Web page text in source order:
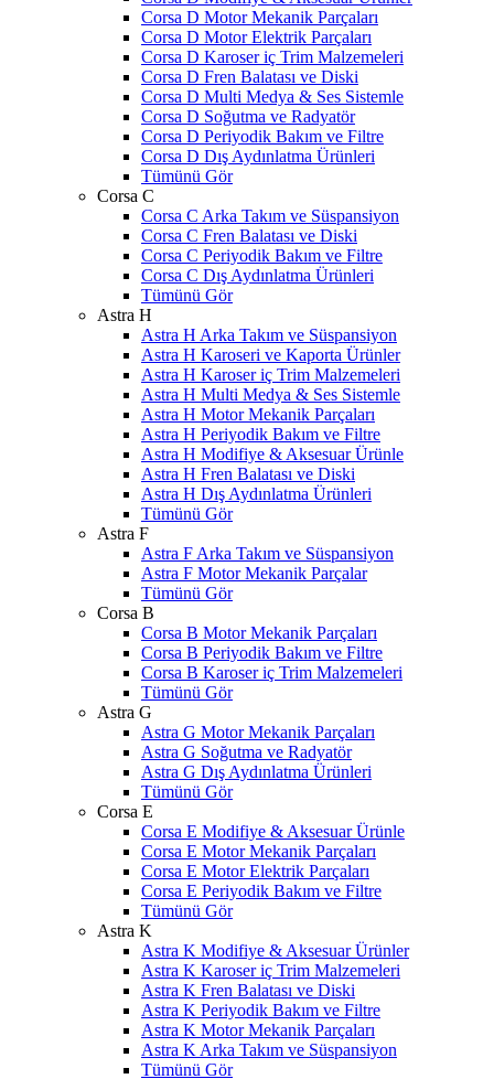
Corsa D Motor Mekanik Parçaları
Corsa D Motor Elektrik Parçaları
Corsa D Karoser iç Trim Malzemeleri
Corsa D Fren Balatası ve Diski
Corsa D Multi Medya & Ses Sistemle
Corsa D Soğutma ve Radyatör
Corsa D Periyodik Bakım ve Filtre
Corsa D Dış Aydınlatma Ürünleri
Tümünü Gör
Corsa C
Corsa C Arka Takım ve Süspansiyon
Corsa C Fren Balatası ve Diski
Corsa C Periyodik Bakım ve Filtre
Corsa C Dış Aydınlatma Ürünleri
Tümünü Gör
Astra H
Astra H Arka Takım ve Süspansiyon
Astra H Karoseri ve Kaporta Ürünler
Astra H Karoser iç Trim Malzemeleri
Astra H Multi Medya & Ses Sistemle
Astra H Motor Mekanik Parçaları
Astra H Periyodik Bakım ve Filtre
Astra H Modifiye & Aksesuar Ürünle
Astra H Fren Balatası ve Diski
Astra H Dış Aydınlatma Ürünleri
Tümünü Gör
Astra F
Astra F Arka Takım ve Süspansiyon
Astra F Motor Mekanik Parçalar
Tümünü Gör
Corsa B
Corsa B Motor Mekanik Parçaları
Corsa B Periyodik Bakım ve Filtre
Corsa B Karoser iç Trim Malzemeleri
Tümünü Gör
Astra G
Astra G Motor Mekanik Parçaları
Astra G Soğutma ve Radyatör
Astra G Dış Aydınlatma Ürünleri
Tümünü Gör
Corsa E
Corsa E Modifiye & Aksesuar Ürünle
Corsa E Motor Mekanik Parçaları
Corsa E Motor Elektrik Parçaları
Corsa E Periyodik Bakım ve Filtre
Tümünü Gör
Astra K
Astra K Modifiye & Aksesuar Ürünler
Astra K Karoser iç Trim Malzemeleri
Astra K Fren Balatası ve Diski
Astra K Periyodik Bakım ve Filtre
Astra K Motor Mekanik Parçaları
Astra K Arka Takım ve Süspansiyon
Tümünü Gör